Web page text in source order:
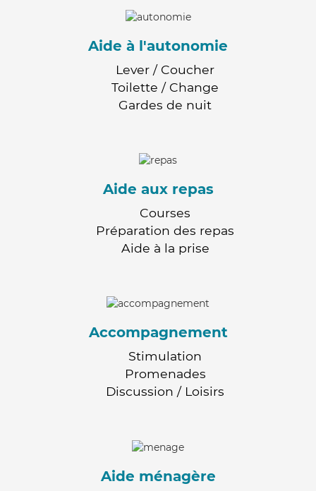
Aide à l'autonomie
Lever / Coucher
Toilette / Change
Gardes de nuit
Aide aux repas
Courses
Préparation des repas
Aide à la prise
Accompagnement
Stimulation
Promenades
Discussion / Loisirs
Aide ménagère